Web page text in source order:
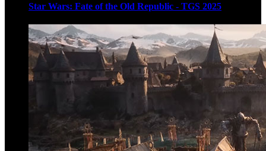
Star Wars: Fate of the Old Republic - TGS 2025